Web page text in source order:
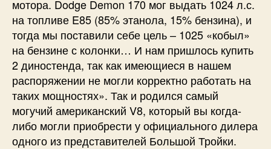
мотора. Dodge Demon 170 мог выдать 1024 л.с.
на топливе E85 (85% этанола, 15% бензина), и
тогда мы поставили себе цель – 1025 «кобыл»
на бензине с колонки… И нам пришлось купить
2 диностенда, так как имеющиеся в нашем
распоряжении не могли корректно работать на
таких мощностях». Так и родился самый
могучий американский V8, который вы когда-
либо могли приобрести у официального дилера
одного из представителей Большой Тройки.